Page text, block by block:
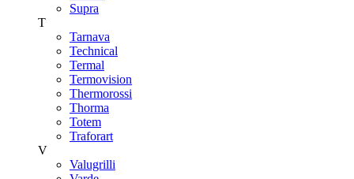
Supra
T
Tarnava
Technical
Termal
Termovision
Thermorossi
Thorma
Totem
Traforart
V
Valugrilli